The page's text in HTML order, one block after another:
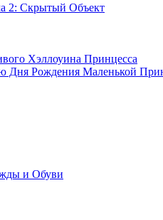
2: Скрытый Объект
Хэллоуина Принцесса
Дня Рождения Маленькой
и Обуви